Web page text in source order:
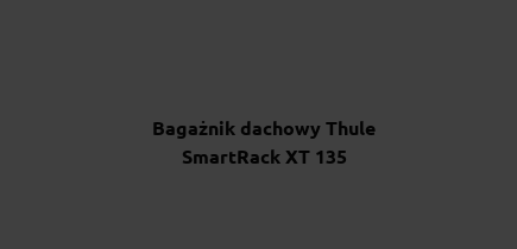
Bagażnik dachowy Thule
SmartRack XT 135